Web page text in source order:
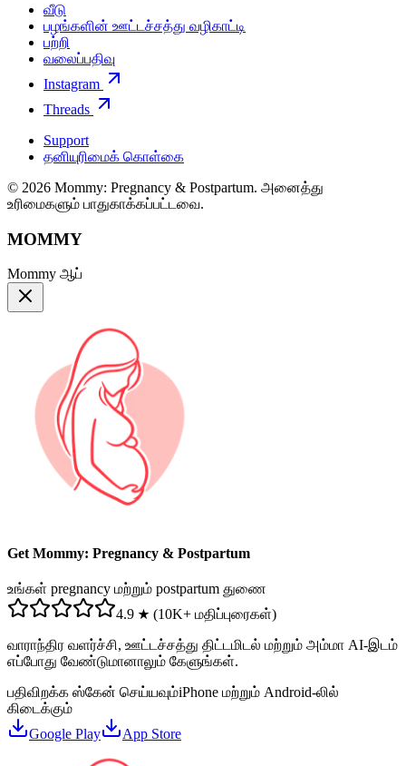
வீடு
பழங்களின் ஊட்டச்சத்து வழிகாட்டி
பற்றி
வலைப்பதிவு
Instagram
Threads
Support
தனியுரிமைக் கொள்கை
© 2026 Mommy: Pregnancy & Postpartum. அனைத்து
உரிமைகளும் பாதுகாக்கப்பட்டவை.
MOMMY
Mommy ஆப்
Get Mommy: Pregnancy & Postpartum
உங்கள் pregnancy மற்றும் postpartum துணை
4.9 ★ (10K+ மதிப்புரைகள்)
வாராந்திர வளர்ச்சி, ஊட்டச்சத்து திட்டமிடல் மற்றும் அம்மா AI-இடம்
எப்போது வேண்டுமானாலும் கேளுங்கள்.
பதிவிறக்க ஸ்கேன் செய்யவும்iPhone மற்றும் Android-லில்
கிடைக்கும்
Google Play
App Store